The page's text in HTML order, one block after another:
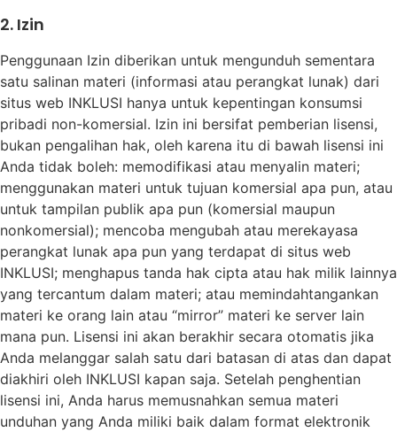
2. Izin
Penggunaan Izin diberikan untuk mengunduh sementara
satu salinan materi (informasi atau perangkat lunak) dari
situs web INKLUSI hanya untuk kepentingan konsumsi
pribadi non-komersial. Izin ini bersifat pemberian lisensi,
bukan pengalihan hak, oleh karena itu di bawah lisensi ini
Anda tidak boleh: memodifikasi atau menyalin materi;
menggunakan materi untuk tujuan komersial apa pun, atau
untuk tampilan publik apa pun (komersial maupun
nonkomersial); mencoba mengubah atau merekayasa
perangkat lunak apa pun yang terdapat di situs web
INKLUSI; menghapus tanda hak cipta atau hak milik lainnya
yang tercantum dalam materi; atau memindahtangankan
materi ke orang lain atau “mirror” materi ke server lain
mana pun. Lisensi ini akan berakhir secara otomatis jika
Anda melanggar salah satu dari batasan di atas dan dapat
diakhiri oleh INKLUSI kapan saja. Setelah penghentian
lisensi ini, Anda harus memusnahkan semua materi
unduhan yang Anda miliki baik dalam format elektronik